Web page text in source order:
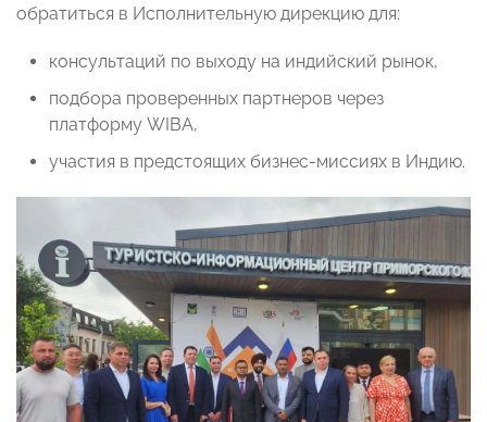
обратиться в Исполнительную дирекцию для:
консультаций по выходу на индийский рынок,
подбора проверенных партнеров через
платформу WIBA,
участия в предстоящих бизнес-миссиях в Индию.